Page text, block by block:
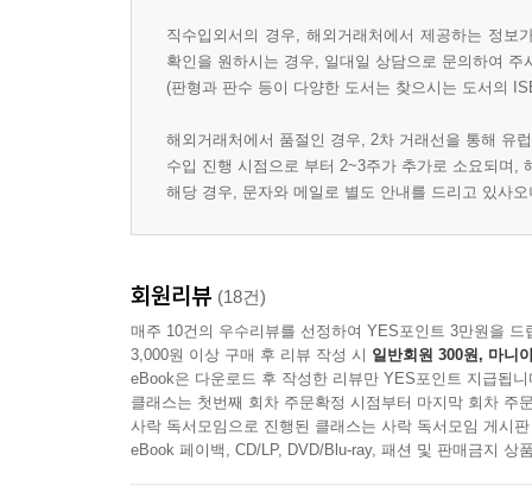
직수입외서의 경우, 해외거래처에서 제공하는 정
확인을 원하시는 경우, 일대일 상담으로 문의하여 주
(판형과 판수 등이 다양한 도서는 찾으시는 도서의
해외거래처에서 품절인 경우, 2차 거래선을 통해 유
수입 진행 시점으로 부터 2~3주가 추가로 소요되며,
해당 경우, 문자와 메일로 별도 안내를 드리고 있사
회원리뷰 (18건)
매주 10건의 우수리뷰를 선정하여 YES포인트 3만원을 드
3,000원 이상 구매 후 리뷰 작성 시 일반회원 300원, 마니
eBook은 다운로드 후 작성한 리뷰만 YES포인트 지급됩니
클래스는 첫번째 회차 주문확정 시점부터 마지막 회차 주
사락 독서모임으로 진행된 클래스는 사락 독서모임 게시
eBook 페이백, CD/LP, DVD/Blu-ray, 패션 및 판매금지 상